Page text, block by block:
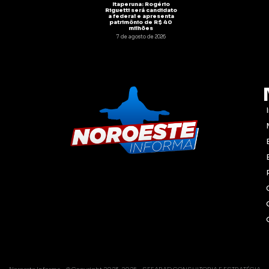
Itaperuna: Rogério
Riguetti será candidato
a federal e apresenta
patrimônio de R$ 40
milhões
7 de agosto de 2026